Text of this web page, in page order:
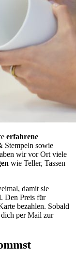
erfahrene
Stempeln sowie
wir vor Ort viele
wie Teller, Tassen
damit sie
Den Preis für
bezahlen. Sobald
per Mail zur